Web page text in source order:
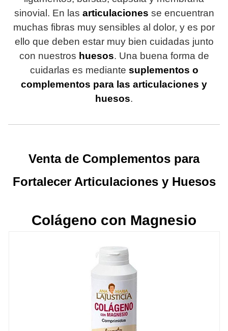
sinovial. En las articulaciones se encuentran
muchas fibras muy sensibles al dolor, y es por
ello que deben estar muy bien cuidadas junto
con nuestros huesos. Una buena forma de
cuidarlas es mediante suplementos o
complementos para las articulaciones y
huesos.
Venta de Complementos para
Fortalecer Articulaciones y Huesos
Colágeno con Magnesio